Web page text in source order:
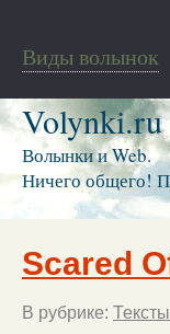
Виды волынок
Volynki.ru
Волынки и Web.
Ничего общего!
Scared
В рубрике: